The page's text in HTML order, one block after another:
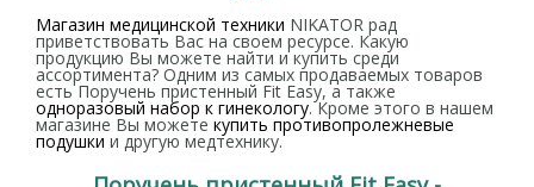
Магазин медицинской техники NIKATOR рад
приветствовать Вас на своем ресурсе. Какую
продукцию Вы можете найти и купить среди
ассортимента? Одним из самых продаваемых товаров
есть Поручень пристенный Fit Easy, а также
одноразовый набор к гинекологу. Кроме этого в нашем
магазине Вы можете купить противопролежневые
подушки и другую медтехнику.